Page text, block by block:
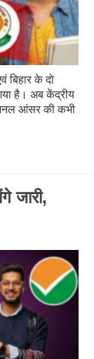
बिहार के दो
है। अब केंद्रीय
आंसर की कभी
जारी,